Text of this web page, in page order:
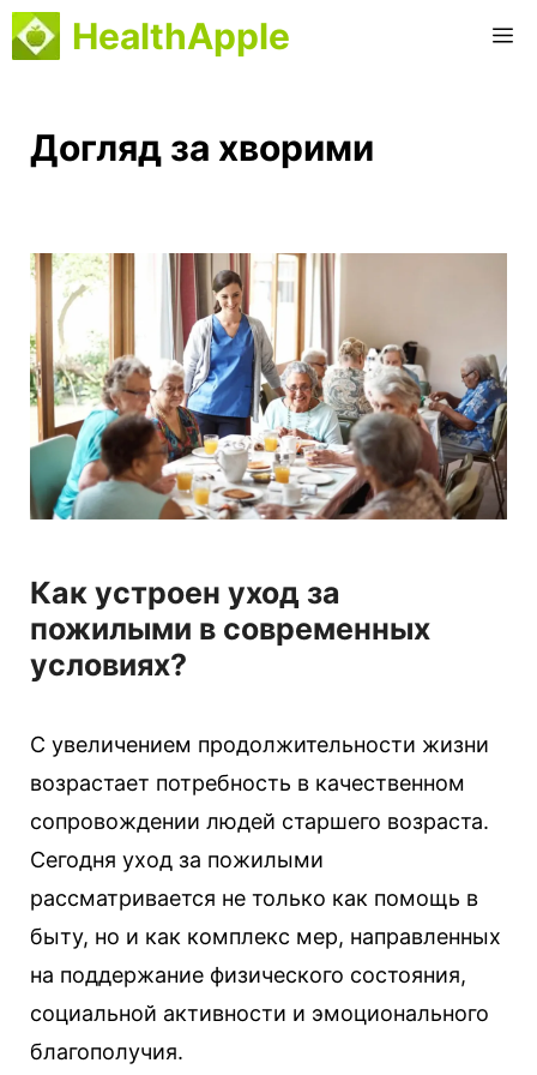
Перейти
до
HealthApple
Догляд за хворими
Как устроен уход за
пожилыми в современных
условиях?
С увеличением продолжительности жизни
возрастает потребность в качественном
сопровождении людей старшего возраста.
Сегодня уход за пожилыми
рассматривается не только как помощь в
быту, но и как комплекс мер, направленных
на поддержание физического состояния,
социальной активности и эмоционального
благополучия.